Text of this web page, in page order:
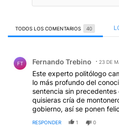
TODOS LOS COMENTARIOS 40
FT Fernando Trebino 23 DE
Este experto politólogo
lo más profundo del
sentencia sin
quisieras cría de
gobierno, así se ponen
RESPONDER 1 0